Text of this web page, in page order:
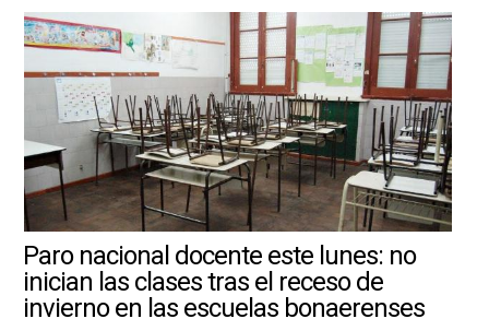
Paro nacional docente este lunes: no
inician las clases tras el receso de
invierno en las escuelas bonaerenses